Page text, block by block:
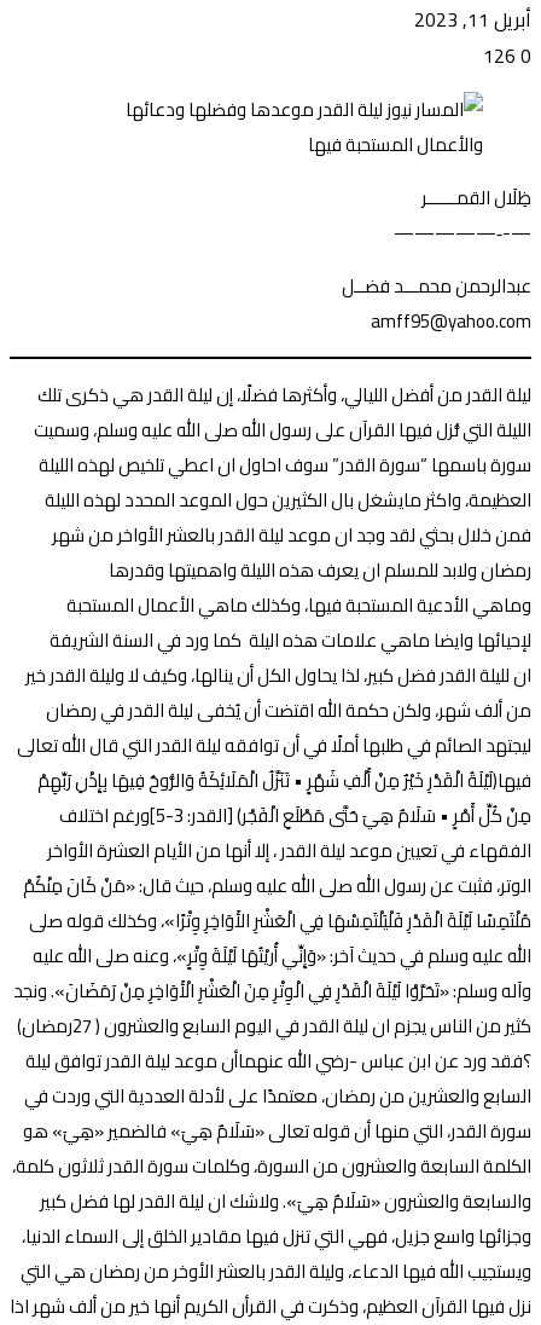
أبريل 11, 2023
0
ظِلَال القمــــــر
—-‐—————
عبدالرحمن محمـــد فضــل
amff95@yahoo.com
ليلة القدر من أفضل الليالي، وأكثرها فضلًا، إن ليلة القدر هي ذكرى تلك
الليلة التي نُّزل فيها القرآن على رسول الله صلى الله عليه وسلم، وسميت
سورة باسمها “سورة القدر” سوف احاول ان اعطي تلخيص لهذه الليلة
العظيمة، واكثر مايشغل بال الكثيرين حول الموعد المحدد لهذه الليلة
فمن خلال بحثي لقد وجد ان موعد ليلة القدر بالعشر الأواخر من شهر
رمضان ولابد للمسلم ان يعرف هذه الليلة واهميتها وقدرها
وماهي الأدعية المستحبة فيها، وكذلك ماهي الأعمال المستحبة
لإحيائها وايضا ماهي علامات هذه اليلة كما ورد في السنة الشريفة
ان لليلة القدر فضل كبير، لذا يحاول الكل أن ينالها، وكيف لا وليلة القدر خير
من ألف شهر، ولكن حكمة الله اقتضت أن يُخفى ليلة القدر في رمضان
ليجتهد الصائم في طلبها أملًا في أن توافقه ليلة القدر التي قال الله تعالى
فيها(لَيْلَةُ الْقَدْرِ خَيْرٌ مِنْ أَلْفِ شَهْرٍ • تَنَزَّلُ الْمَلَائِكَةُ وَالرُّوحُ فِيهَا بِإِذْنِ رَبِّهِمْ
مِنْ كُلِّ أَمْرٍ • سَلَامٌ هِيَ حَتَّى مَطْلَعِ الْفَجْر) [القدر: 3-5]ورغم اختلاف
الفقهاء في تعيين موعد ليلة القدر ، إلا أنها من الأيام العشرة الأواخر
الوتر، فثبت عن رسول الله صلى الله عليه وسلم، حيث قال: «مَنْ كَانَ مِنْكُمْ
مُلْتَمِسًا لَيْلَةَ الْقَدْرِ فَلْيَلْتَمِسْهَا فِي الْعَشْرِ الأَوَاخِرِ وِتْرًا»، وكذلك قوله صلى
الله عليه وسلم في حديث آخر: «وَإِنِّي أُريْتُهَا لَيْلَةَ وِتْرٍ»، وعنه صلى الله عليه
وآله وسلم: «تَحَرَّوْا لَيْلَةَ الْقَدْرِ فِي الْوِتْرِ مِنَ الْعَشْرِ الْأَوَاخِرِ مِنْ رَمَضَانَ». ونجد
كثير من الناس يجزم ان ليلة القدر في اليوم السابع والعشرون ( 27رمضان)
؟فقد ورد عن ابن عباس -رضي الله عنهماأن موعد ليلة القدر توافق ليلة
السابع والعشرين من رمضان، معتمدًا على لأدلة العددية التي وردت في
سورة القدر، التي منها أن قوله تعالى «سَلَامٌ هِيَ» فالضمير «هِيَ» هو
الكلمة السابعة والعشرون من السورة، وكلمات سورة القدر ثلاثون كلمة،
والسابعة والعشرون «سَلَامٌ هِيَ». ولاشك ان ليلة القدر لها فضل كبير
وجزائها واسع جزيل، فهي التي تنزل فيها مقادير الخلق إلى السماء الدنيا،
ويستجيب الله فيها الدعاء، وليلة القدر بالعشر الأوخر من رمضان هي التي
نزل فيها القرآن العظيم، وذكرت في القرأن الكريم أنها خير من ألف شهر اذا